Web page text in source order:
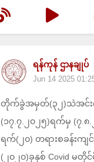
ရန်ကုန် ဌာနချုပ်
Jun 14 2025
တိုက်ခွဲအမှတ်(၃၂)သဲအင်းဂူ
(၁၇.၇.၂၀၂၅)ရက်မှ (၇
ရက်(၂၀) တရားစခန်းကျင်
(၂၀၂၀)ခုနှစ် Covid မ